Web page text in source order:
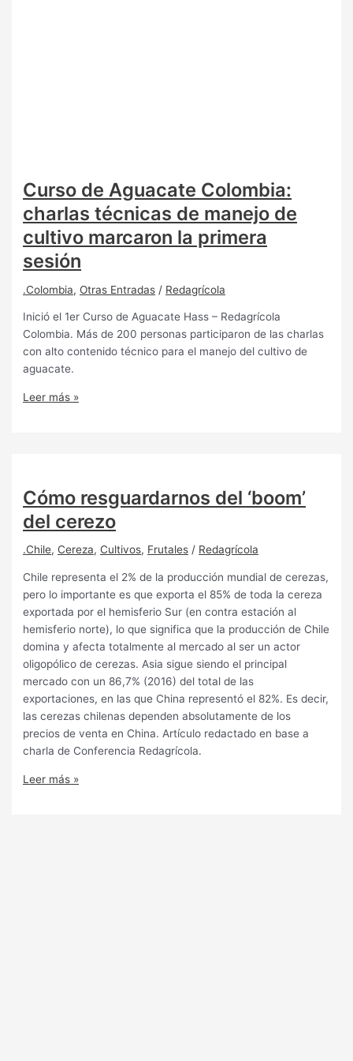
Curso de Aguacate Colombia:
charlas técnicas de manejo de
cultivo marcaron la primera
sesión
.Colombia, Otras Entradas / Redagrícola
Inició el 1er Curso de Aguacate Hass – Redagrícola
Colombia. Más de 200 personas participaron de las charlas
con alto contenido técnico para el manejo del cultivo de
aguacate.
Leer más »
Cómo resguardarnos del ‘boom’
del cerezo
.Chile, Cereza, Cultivos, Frutales / Redagrícola
Chile representa el 2% de la producción mundial de cerezas,
pero lo importante es que exporta el 85% de toda la cereza
exportada por el hemisferio Sur (en contra estación al
hemisferio norte), lo que significa que la producción de Chile
domina y afecta totalmente al mercado al ser un actor
oligopólico de cerezas. Asia sigue siendo el principal
mercado con un 86,7% (2016) del total de las
exportaciones, en las que China representó el 82%. Es decir,
las cerezas chilenas dependen absolutamente de los
precios de venta en China. Artículo redactado en base a
charla de Conferencia Redagrícola.
Leer más »